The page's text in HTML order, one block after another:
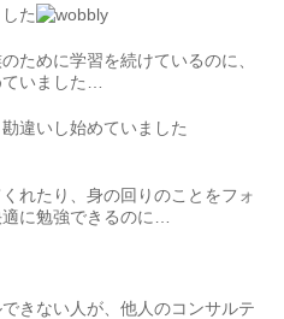
た
ために学習を続けているのに、
いました…
違いし始めていました
れたり、身の回りのことをフォ
に勉強できるのに…
きない人が、他人のコンサルテ